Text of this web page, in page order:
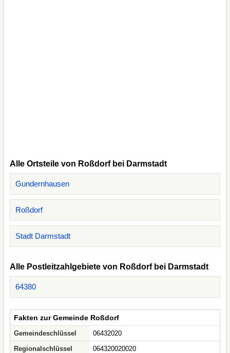
Alle Ortsteile von Roßdorf bei Darmstadt
Gundernhausen
Roßdorf
Stadt Darmstadt
Alle Postleitzahlgebiete von Roßdorf bei Darmstadt
64380
Fakten zur Gemeinde Roßdorf
Gemeindeschlüssel
06432020
Regionalschlüssel
064320020020